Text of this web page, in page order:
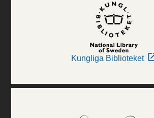
Kungliga Biblioteket